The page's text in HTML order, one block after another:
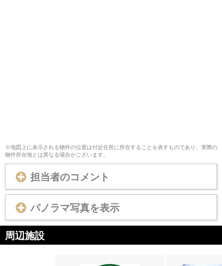
※地図上に表示される物件の位置は付近住所に所在することを表すものであり、実際の
物件所在地とは異なる場合がございます。
担当者のコメント
パノラマ写真を表示
周辺施設